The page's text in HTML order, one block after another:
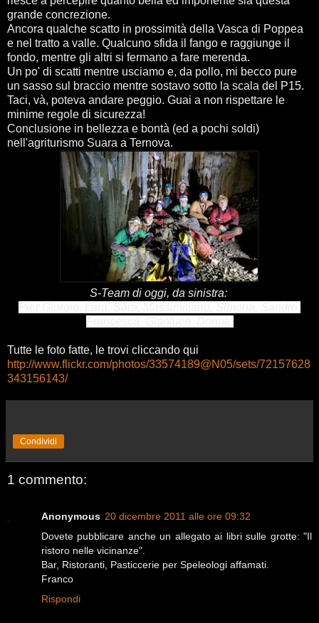
grande concrezione.
Ancora qualche scatto in prossimità della Vasca di Poppea
e nel tratto a valle. Qualcuno sfida il fango e raggiunge il
fondo, mentre gli altri si fermano a fare merenda.
Un po' di scatti mentre usciamo e, da pollo, mi becco pure
un sasso sul braccio mentre sostavo sotto la scala del P15.
Taci, và, poteva andare peggio. Guai a non rispettare le
minime regole di sicurezza!
Conclusione in bellezza e bontà (ed a pochi soldi)
nell'agriturismo Suara a Ternova.
S-Team di oggi, da sinistra:
Tutte le foto fatte, le trovi cliccando qui
http://www.flickr.com/photos/33574189@N05/sets/72157628
343156143/
Condividi
1 commento:
Anonymous 20 dicembre 2011 alle ore 09:32
Dovete pubblicare anche un allegato ai libri sulle grotte: "Il
ristoro nelle vicinanze".
Bar, Ristoranti, Pasticcerie per Speleologi affamati.
Franco
Rispondi